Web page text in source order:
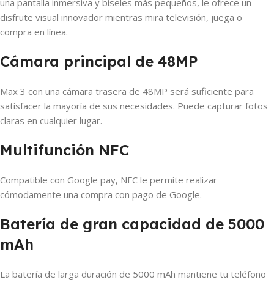
disfrute visual innovador mientras mira televisión, juega o
compra en línea.
Cámara principal de 48MP
Max 3 con una cámara trasera de 48MP será suficiente para
satisfacer la mayoría de sus necesidades. Puede capturar fotos
claras en cualquier lugar.
Multifunción NFC
Compatible con Google pay, NFC le permite realizar
cómodamente una compra con pago de Google.
Batería de gran capacidad de 5000
mAh
La batería de larga duración de 5000 mAh mantiene tu teléfono